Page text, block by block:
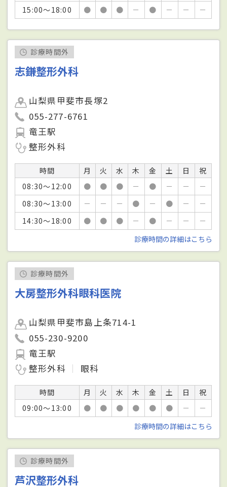
15:00～18:00 ● ● ● － ● － － －
診療時間外
志鎌整形外科
山梨県甲斐市長塚2
055-277-6761
竜王駅
整形外科
時間 月 火 水 木 金 土 日
祝
08:30～12:00
● ● ● － ● － －
－
08:30～13:00
－ － － ● － ● －
－
14:30～18:00
● ● ● － ● － －
－
診療時間の詳細はこちら
診療時間外
大房整形外科眼科医院
山梨県甲斐市島上条714-1
055-230-9200
竜王駅
整形外科
眼科
時間 月 火 水 木 金 土 日
祝
09:00～13:00
● ● ● ● ● ● －
－
診療時間の詳細はこちら
診療時間外
芦沢整形外科